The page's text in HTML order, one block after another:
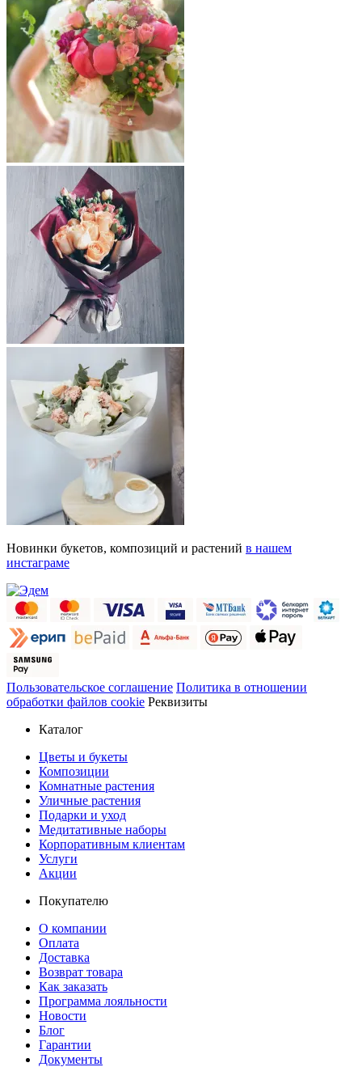
Новинки букетов, композиций и растений в нашем
инстаграме
Пользовательское соглашение Политика в отношении
обработки файлов cookie Реквизиты
Каталог
Цветы и букеты
Композиции
Комнатные растения
Уличные растения
Подарки и уход
Медитативные наборы
Корпоративным клиентам
Услуги
Акции
Покупателю
О компании
Оплата
Доставка
Возврат товара
Как заказать
Программа лояльности
Новости
Блог
Гарантии
Документы